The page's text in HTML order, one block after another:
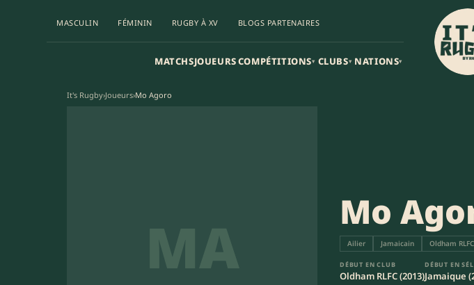
MASCULIN FÉMININ RUGBY À XV BLOGS PARTENAIRES
MATCHSJOUEURSCOMPÉTITIONS▾ CLUBS▾ NATIONS▾
It's Rugby›Joueurs›Mo Agoro
MA Mo
Ailier Jamaicain Oldham RLFC
DÉBUT EN CLUB
Oldham RLFC (2013)
DÉBUT EN
Jamaique